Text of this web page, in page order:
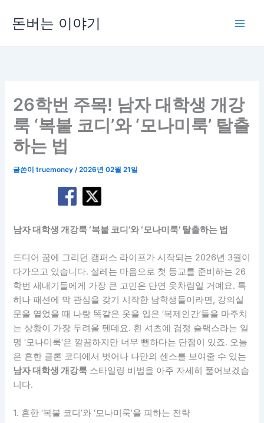
로
돈버는 이야기
26학번 주목! 남자 대학생 개강
룩 ‘복붙 코디’와 ‘모나미룩’ 탈출
하는 법
글쓴이truemoney/2026년 02월 21일
남자 대학생 개강룩 ‘복붙 코디’와 ‘모나미룩’ 탈출하는 법
드디어 꿈에 그리던 캠퍼스 라이프가 시작되는 2026년 3월이
다가오고 있습니다. 설레는 마음으로 첫 등교를 준비하는 26
학번 새내기들에게 가장 큰 고민은 단연 옷차림일 거예요. 특
히나 패션에 막 관심을 갖기 시작한 남학생들이라면, 강의실
문을 열었을 때 나랑 똑같은 옷을 입은 ‘복제인간’들을 마주치
는 상황이 가장 두려울 텐데요. 흰 셔츠에 검정 슬랙스라는 일
명 ‘모나미룩’은 깔끔하지만 너무 뻔하다는 단점이 있죠. 오늘
은 흔한 클론 코디에서 벗어나 나만의 센스를 보여줄 수 있는
남자 대학생 개강룩 스타일링 비법을 아주 자세히 풀어보겠습
니다.
1. 흔한 ‘복붙 코디’와 ‘모나미룩’을 피하는 전략